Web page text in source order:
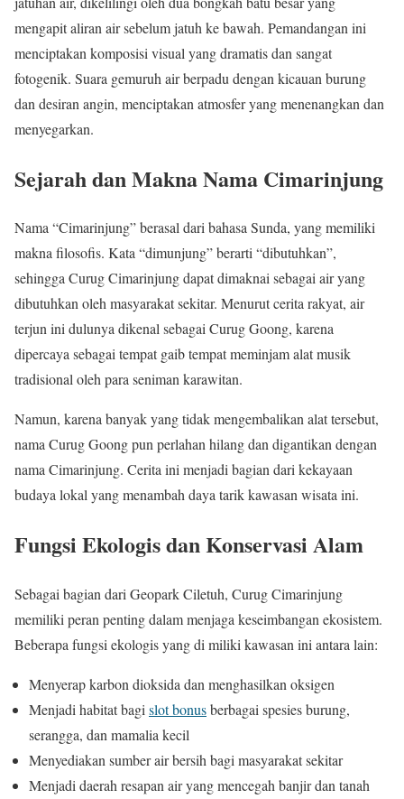
mengapit aliran air sebelum jatuh ke bawah. Pemandangan ini
menciptakan komposisi visual yang dramatis dan sangat
fotogenik. Suara gemuruh air berpadu dengan kicauan burung
dan desiran angin, menciptakan atmosfer yang menenangkan dan
menyegarkan.
Sejarah dan Makna Nama Cimarinjung
Nama “Cimarinjung” berasal dari bahasa Sunda, yang memiliki
makna filosofis. Kata “dimunjung” berarti “dibutuhkan”,
sehingga Curug Cimarinjung dapat dimaknai sebagai air yang
dibutuhkan oleh masyarakat sekitar. Menurut cerita rakyat, air
terjun ini dulunya dikenal sebagai Curug Goong, karena
dipercaya sebagai tempat gaib tempat meminjam alat musik
tradisional oleh para seniman karawitan.
Namun, karena banyak yang tidak mengembalikan alat tersebut,
nama Curug Goong pun perlahan hilang dan digantikan dengan
nama Cimarinjung. Cerita ini menjadi bagian dari kekayaan
budaya lokal yang menambah daya tarik kawasan wisata ini.
Fungsi Ekologis dan Konservasi Alam
Sebagai bagian dari Geopark Ciletuh, Curug Cimarinjung
memiliki peran penting dalam menjaga keseimbangan ekosistem.
Beberapa fungsi ekologis yang di miliki kawasan ini antara lain:
Menyerap karbon dioksida dan menghasilkan oksigen
Menjadi habitat bagislot bonusberbagai spesies burung,
serangga, dan mamalia kecil
Menyediakan sumber air bersih bagi masyarakat sekitar
Menjadi daerah resapan air yang mencegah banjir dan tanah